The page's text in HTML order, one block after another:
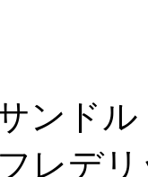
ンド
レデ